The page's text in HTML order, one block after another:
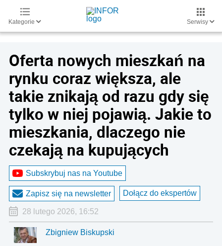
Kategorie Serwisy
Oferta nowych mieszkań na
rynku coraz większa, ale
takie znikają od razu gdy się
tylko w niej pojawią. Jakie to
mieszkania, dlaczego nie
czekają na kupujących
Subskrybuj nas na Youtube
Zapisz się na newsletter Dołącz do ekspertów
28 lutego 2026, 16:52
Zbigniew Biskupski